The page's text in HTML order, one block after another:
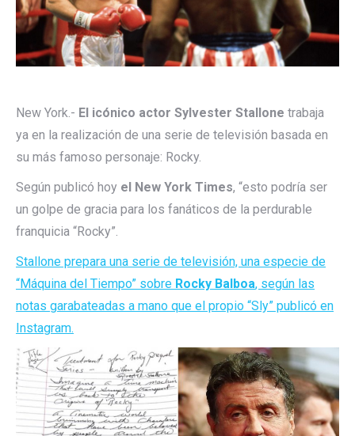
New York.- El icónico actor Sylvester Stallone trabaja
ya en la realización de una serie de televisión basada en
su más famoso personaje: Rocky.
Según publicó hoy el New York Times, “esto podría ser
un golpe de gracia para los fanáticos de la perdurable
franquicia “Rocky”.
Stallone prepara una serie de televisión, una especie de
“Máquina del Tiempo” sobre Rocky Balboa, según las
notas garabateadas a mano que el propio “Sly” publicó en
Instagram.